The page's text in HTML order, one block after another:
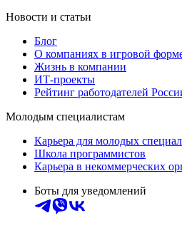
Новости и статьи
Блог
О компаниях в игровой
Жизнь в компании
ИТ-проекты
Рейтинг работодателей
Молодым специалистам
Карьера для молодых
Школа программистов
Карьера в некоммерческих
Боты для уведомлений